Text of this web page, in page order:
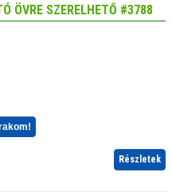
ÖVRE SZERELHETŐ #3788
Részletek